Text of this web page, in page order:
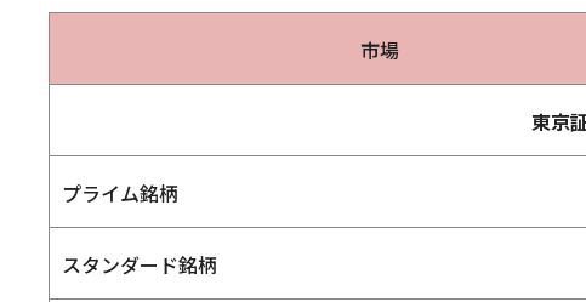
市場
東京
プライム銘柄
スタンダード銘柄